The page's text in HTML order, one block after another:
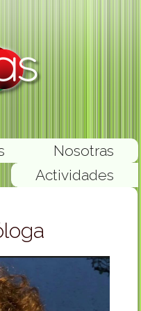
Nosotras
Actividades